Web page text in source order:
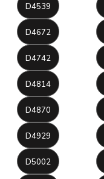
D4539
D4672
D4742
D4814
D4870
D4929
D5002